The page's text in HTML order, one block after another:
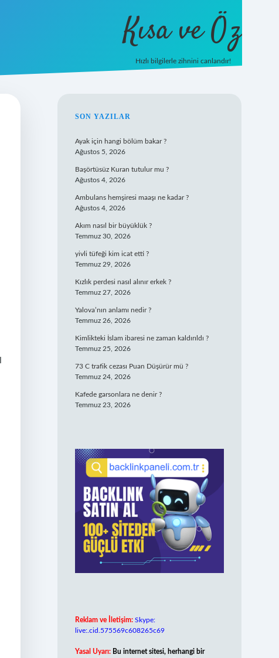
Kısa ve Öz
Hızlı bilgilerle zihnini canlandır!
SIDEBAR
SON YAZILAR
Ayak için hangi bölüm bakar ?
Ağustos 5, 2026
Başörtüsüz Kuran tutulur mu ?
Ağustos 4, 2026
Ambulans hemşiresi maaşı ne kadar ?
Ağustos 4, 2026
Akım nasıl bir büyüklük ?
Temmuz 30, 2026
yivli tüfeği kim icat etti ?
Temmuz 29, 2026
Kızlık perdesi nasıl alınır erkek ?
Temmuz 27, 2026
Yalova’nın anlamı nedir ?
Temmuz 26, 2026
Kimlikteki İslam ibaresi ne zaman kaldırıldı ?
Temmuz 25, 2026
73 C trafik cezası Puan Düşürür mü ?
Temmuz 24, 2026
Kafede garsonlara ne denir ?
Temmuz 23, 2026
Reklam ve İletişim: Skype:
live:.cid.575569c608265c69
Yasal Uyarı: Bu internet sitesi, herhangi bir